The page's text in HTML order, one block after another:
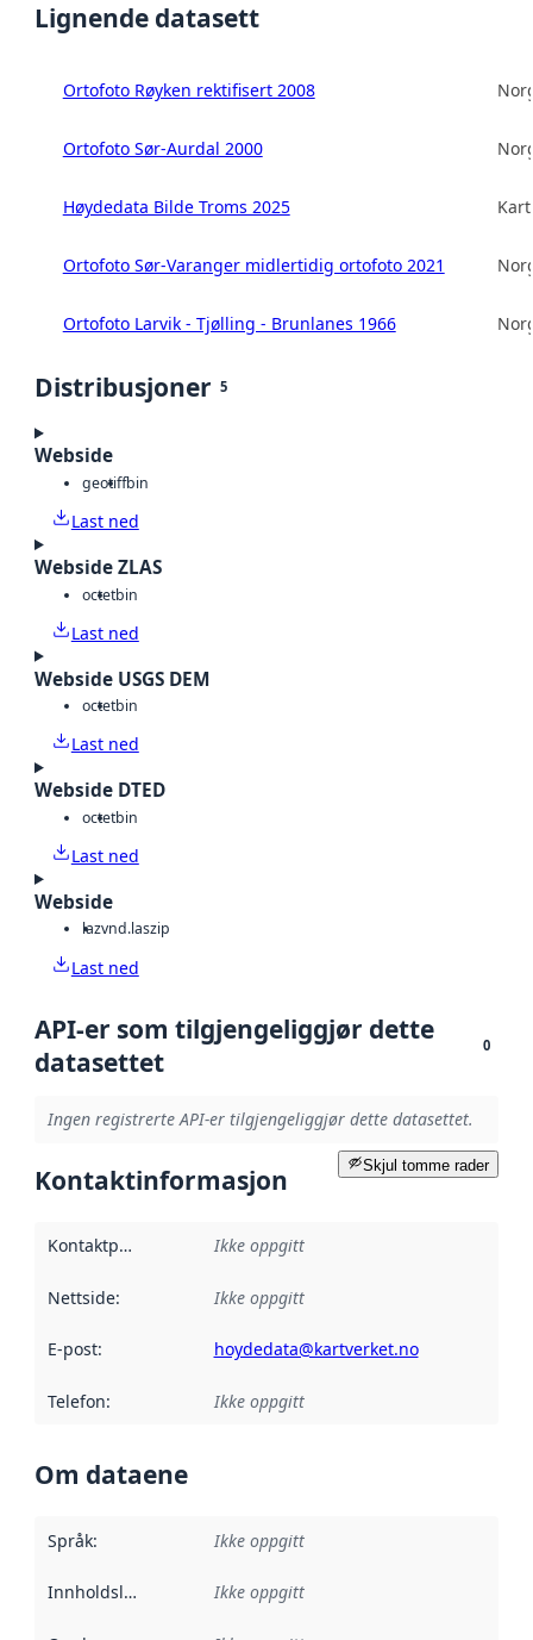
Lignende datasett
Ortofoto Røyken rektifisert 2008
Ortofoto Sør-Aurdal 2000
Høydedata Bilde Troms 2025
Ortofoto Sør-Varanger midlertidig ortofoto 2021
Ortofoto Larvik - Tjølling - Brunlanes 1966
Distribusjoner 5
Webside
geotiffbin
Last ned
Webside ZLAS
octetbin
Last ned
Webside USGS DEM
octetbin
Last ned
Webside DTED
octetbin
Last ned
Webside
lazvnd.laszip
Last ned
API-er som tilgjengeliggjør dette
datasettet
0
Ingen registrerte API-er tilgjengeliggjør dette datasettet.
Skjul tomme rader
Kontaktinformasjon
Kontaktpunkt Ikke oppgitt
Nettside: Ikke oppgitt
E-post: hoydedata@kartverket.no
Telefon: Ikke oppgitt
Om dataene
Språk: Ikke oppgitt
Innholdsleverandører :
Ikke oppgitt